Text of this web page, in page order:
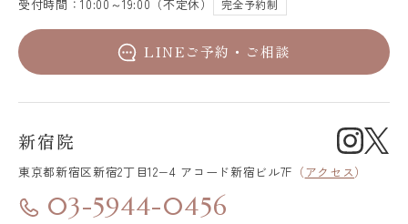
受付時間：10:00～19:00（不定休） 完全予約制
LINEご予約・ご相談
新宿院
東京都新宿区新宿2丁目12−4 アコード新宿ビル7F （アクセス）
03-5944-0456